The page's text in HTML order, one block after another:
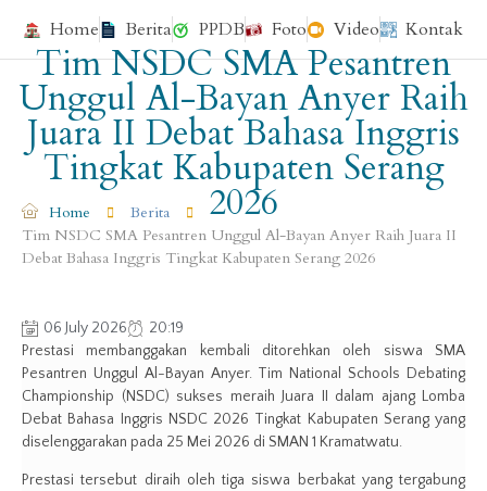
Home Berita PPDB Foto Video Kontak
Tim NSDC SMA Pesantren
Unggul Al-Bayan Anyer Raih
Juara II Debat Bahasa Inggris
Tingkat Kabupaten Serang
2026
Home
Berita
Tim NSDC SMA Pesantren Unggul Al-Bayan Anyer Raih Juara II
Debat Bahasa Inggris Tingkat Kabupaten Serang 2026
06 July 2026
20:19
Prestasi membanggakan kembali ditorehkan oleh siswa SMA
Pesantren Unggul Al-Bayan Anyer. Tim National Schools Debating
Championship (NSDC) sukses meraih Juara II dalam ajang Lomba
Debat Bahasa Inggris NSDC 2026 Tingkat Kabupaten Serang yang
diselenggarakan pada 25 Mei 2026 di SMAN 1 Kramatwatu.
Prestasi tersebut diraih oleh tiga siswa berbakat yang tergabung